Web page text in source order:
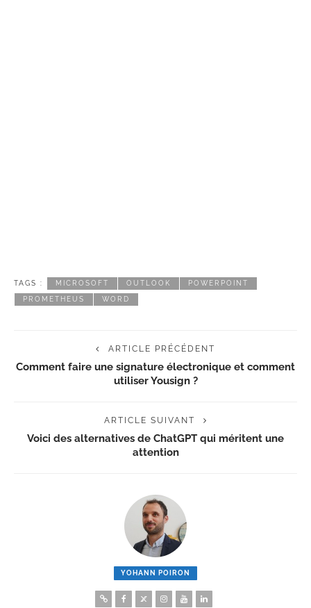
TAGS : MICROSOFT OUTLOOK POWERPOINT
PROMETHEUS WORD
ARTICLE PRÉCÉDENT
Comment faire une signature électronique et comment
utiliser Yousign ?
ARTICLE SUIVANT
Voici des alternatives de ChatGPT qui méritent une
attention
YOHANN POIRON